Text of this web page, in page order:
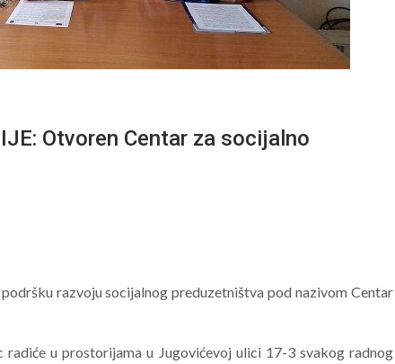
Otvoren Centar za socijalno
razvoju socijalnog preduzetništva pod nazivom Centar
u prostorijama u Jugovićevoj ulici 17-3 svakog radnog